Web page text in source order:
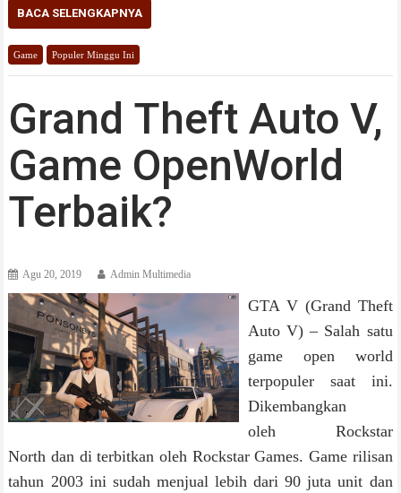
BACA SELENGKAPNYA
Game Populer Minggu Ini
Grand Theft Auto V,
Game OpenWorld
Terbaik?
Agu 20, 2019 Admin Multimedia
GTA V (Grand Theft
Auto V) – Salah satu
game open world
terpopuler saat ini.
Dikembangkan
oleh Rockstar
North dan di terbitkan oleh Rockstar Games. Game rilisan
tahun 2003 ini sudah menjual lebih dari 90 juta unit dan